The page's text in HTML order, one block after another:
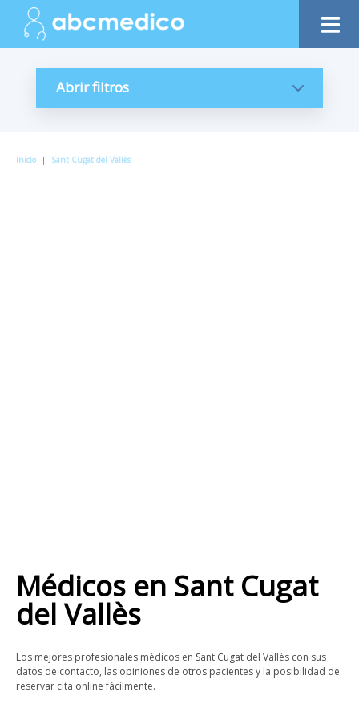
Abrir filtros
Inicio | Sant Cugat del Vallès
Médicos en Sant Cugat
del Vallès
Los mejores profesionales médicos en Sant Cugat del Vallès con sus
datos de contacto, las opiniones de otros pacientes y la posibilidad de
reservar cita online fácilmente.